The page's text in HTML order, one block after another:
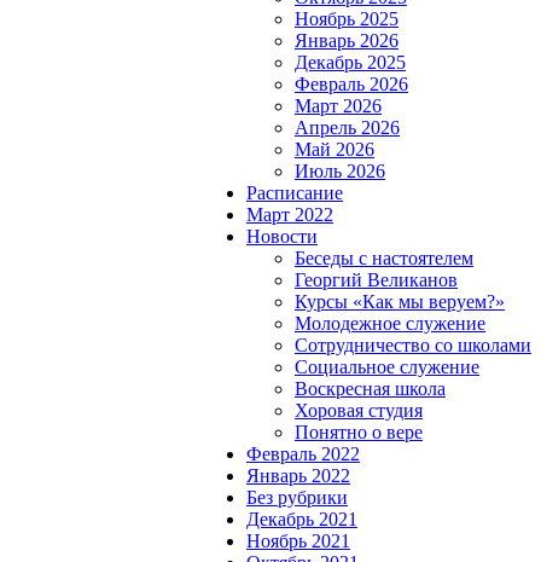
Ноябрь 2025
Январь 2026
Декабрь 2025
Февраль 2026
Март 2026
Апрель 2026
Май 2026
Июль 2026
Расписание
Март 2022
Новости
Беседы с настоятелем
Георгий Великанов
Курсы «Как мы веруем?»
Молодежное служение
Сотрудничество со школами
Социальное служение
Воскресная школа
Хоровая студия
Понятно о вере
Февраль 2022
Январь 2022
Без рубрики
Декабрь 2021
Ноябрь 2021